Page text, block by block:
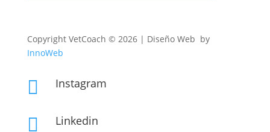
CopyrightVetCoach © 2026 | Diseño Web by
InnoWeb
 Instagram
 Linkedin